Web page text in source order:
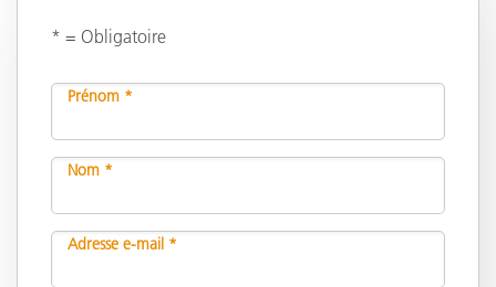
* = Obligatoire
Prénom *
Nom *
Adresse e-mail *